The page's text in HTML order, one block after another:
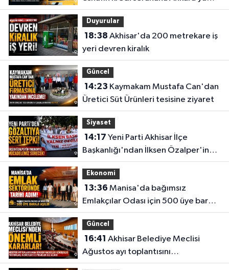
taşıdı
Duyurular
18:38
yeri devren kiralık
Güncel
14:23
Üretici Süt Ürünleri tesisine ziyaret
Siyaset
14:17
Başkanlığı'ndan İlksen Özalper'in
gözaltına alınmasına tepki
Ekonomi
13:36
Emlakçılar Odası için 500 üye barajı
aşıldı
Güncel
16:41
Ağustos ayı toplantısını
gerçekleştirdi